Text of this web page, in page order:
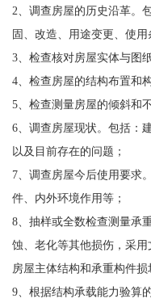
2、调查房屋的历史沿革。
固、改造、用途变更、使
3、检查核对房屋实体与图
4、检查房屋的结构布置和
5、检查测量房屋的倾斜和
6、调查房屋现状。包括：
以及目前存在的问题；
7、调查房屋今后使用要求
件、内外环境作用等；
8、抽样或全数检查测量承
蚀、老化等其他损伤，采
房屋主体结构和承重构件
9、根据结构承载能力验算